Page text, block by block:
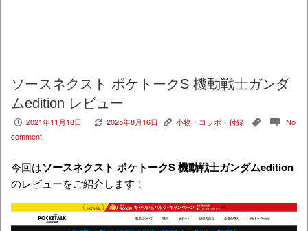
ソースネクスト ポケトークS 機動戦士ガンダ
ムedition レビュー
P 2021年11月18日 V 2025年8月16日 K 小物・コラボ・付録 , c No
comment
今回はソースネクスト ポケトークS 機動戦士ガンダムedition
のレビューをご紹介します！